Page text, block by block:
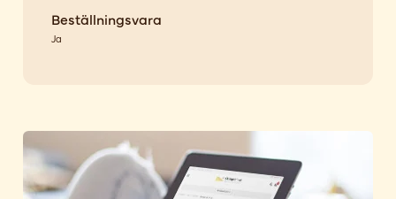
Beställningsvara
Ja